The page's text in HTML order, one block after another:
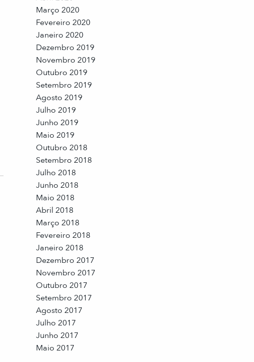
Março 2020
Fevereiro 2020
Janeiro 2020
Dezembro 2019
Novembro 2019
Outubro 2019
Setembro 2019
Agosto 2019
Julho 2019
Junho 2019
Maio 2019
Outubro 2018
Setembro 2018
Julho 2018
Junho 2018
Maio 2018
Abril 2018
Março 2018
Fevereiro 2018
Janeiro 2018
Dezembro 2017
Novembro 2017
Outubro 2017
Setembro 2017
Agosto 2017
Julho 2017
Junho 2017
Maio 2017